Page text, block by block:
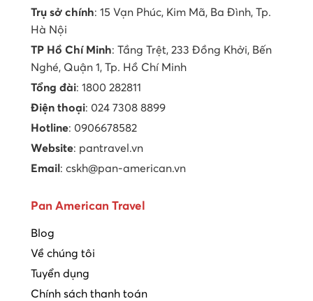
Trụ sở chính: 15 Vạn Phúc, Kim Mã, Ba Đình, Tp.
Hà Nội
TP Hồ Chí Minh: Tầng Trệt, 233 Đồng Khởi, Bến
Nghé, Quận 1, Tp. Hồ Chí Minh
Tổng đài: 1800 282811
Điện thoại: 024 7308 8899
Hotline: 0906678582
Website: pantravel.vn
Email : cskh@pan-american.vn
Pan American Travel
Blog
Về chúng tôi
Tuyển dụng
Chính sách thanh toán